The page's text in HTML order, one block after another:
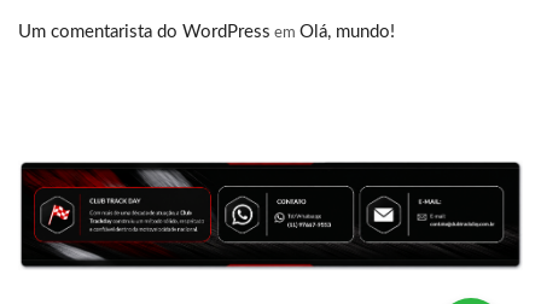
Um comentarista do WordPress em Olá, mundo!